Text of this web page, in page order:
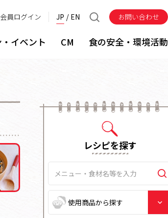
員ログイン JP EN お問い合わせ
イベント CM 食の安全・環境活動
レシピを探す